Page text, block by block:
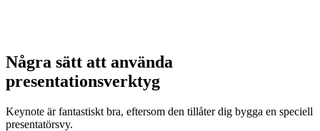
Några sätt att använda
presentationsverktyg
Keynote är fantastiskt bra, eftersom den tillåter dig bygga en speciell
presentatörsvy.